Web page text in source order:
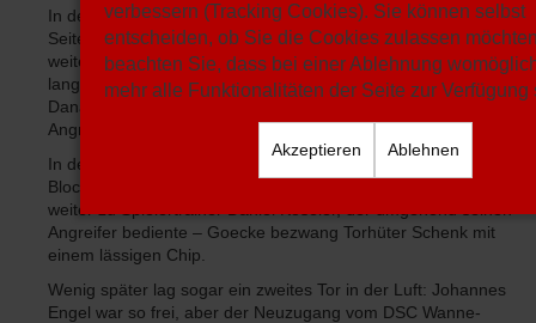
In der Pause fingen sich die Gäste – und spielten nach dem
Seitenwechsel wieder mit, auch wenn der Drittligist zunächst
weitere Großchancen erwirtschaftete. In der 53. Minute
langte erneut Grodowski nach einem mächtigen Antritt hin.
Danach brachte endlich auch Vestia den einen oder anderen
Angriff durch.
In der 72. Minute sorgte Yannick Goecke für Jubel im Vestia-
Block. Nach einem Ballgewinn leitete Hahnenkamp den Ball
weiter zu Spielertrainer Daniel Koseler, der umgehend seinen
Angreifer bediente – Goecke bezwang Torhüter Schenk mit
einem lässigen Chip.
Wenig später lag sogar ein zweites Tor in der Luft: Johannes
Engel war so frei, aber der Neuzugang vom DSC Wanne-
verbessern (Tracking Cookies). Sie können selbst
entscheiden, ob Sie die Cookies zulassen
beachten Sie, dass bei einer Ablehnung
mehr alle Funktionalitäten der Seite zur Verfügung
Akzeptieren Ablehnen